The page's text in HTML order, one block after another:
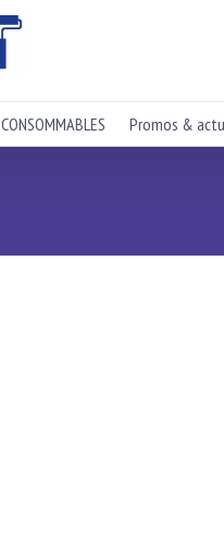
CONSOMMABLES Promos &